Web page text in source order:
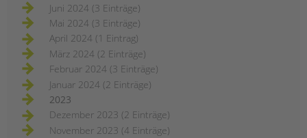
Juni 2024 (3 Einträge)
Mai 2024 (3 Einträge)
April 2024 (1 Eintrag)
März 2024 (2 Einträge)
Februar 2024 (3 Einträge)
Januar 2024 (2 Einträge)
2023
Dezember 2023 (2 Einträge)
November 2023 (4 Einträge)